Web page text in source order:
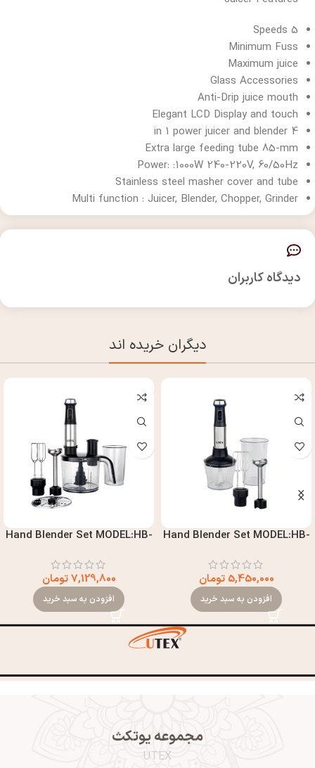
5 Speeds
Minimum Fuss
Maximum juice
Glass Accessories
Anti-Drip juice mouth
Elegant LCD Display and touch
4 in 1 power juicer and blender
Extra large feeding tube 85-mm
Power: :1000W 240-220V, 60/50Hz
Stainless steel masher cover and tube
Multi function : Juicer, Blender, Chopper, Grinder
دیدگاه کاربران
دیگران خریده اند
Hand Blender Set MODEL:HB-
5,450,000 تومان
افزودن به سبد خرید
Hand Blender Set MODEL:HB-
7,129,800تومان
افزودن به سبد خرید
مجموعه یوتکث
UTEX